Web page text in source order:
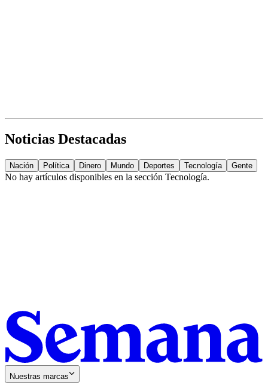
Noticias Destacadas
Nación Política Dinero Mundo Deportes Tecnología Gente
No hay artículos disponibles en la sección Tecnología.
Nuestras marcas